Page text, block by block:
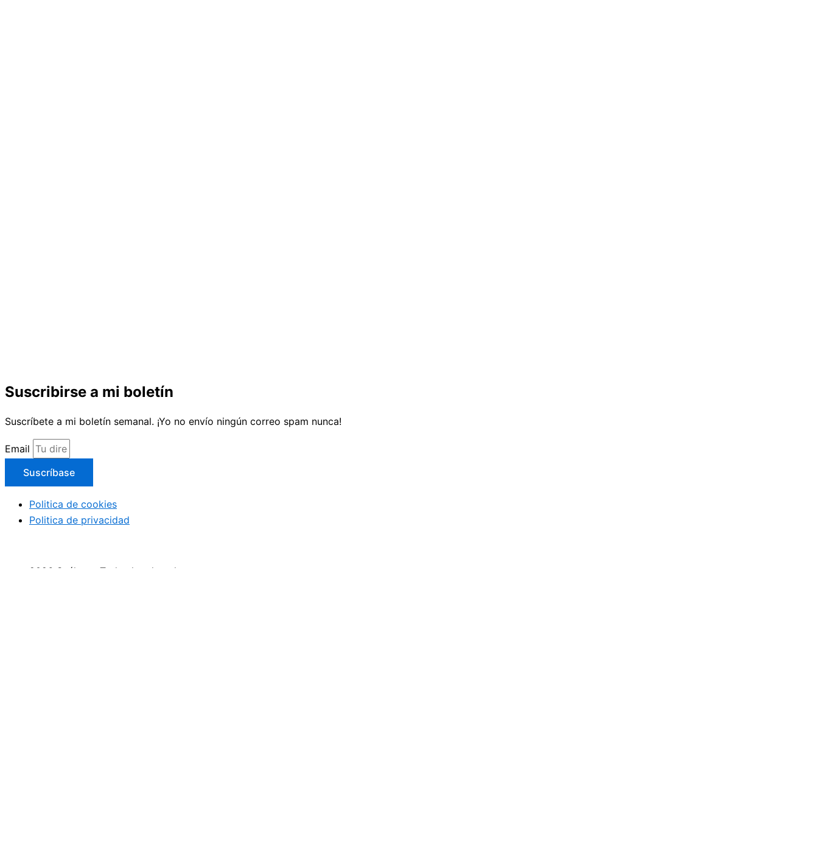
Suscribirse a mi boletín
Suscríbete a mi boletín semanal. ¡Yo no envío ningún correo spam nunca!
Email
Suscríbase
Politica de cookies
Politica de privacidad
2026 Suéltate. Todos los derechos reservaos